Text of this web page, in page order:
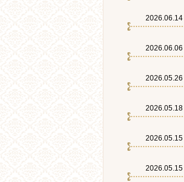
2026.06.14
2026.06.06
2026.05.26
2026.05.18
2026.05.15
2026.05.15